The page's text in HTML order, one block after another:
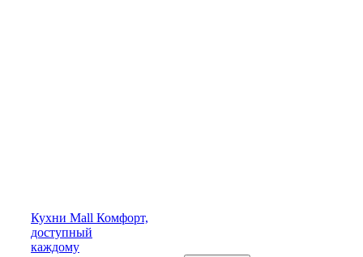
Кухни Mall Комфорт,
доступный
каждому